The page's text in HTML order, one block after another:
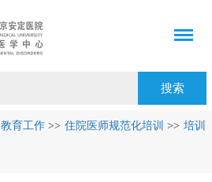
教育工作 >> 住院医师规范化培训 >> 培训